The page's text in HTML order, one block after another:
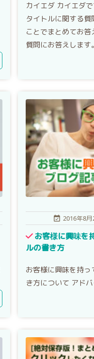
カイエダ カイエダ
タイトルに関する
ことでまとめてお
質問にお答えしま
 2016年8月
お客様に興味を
ルの書き方
お客様に興味を持
き方について アドバ